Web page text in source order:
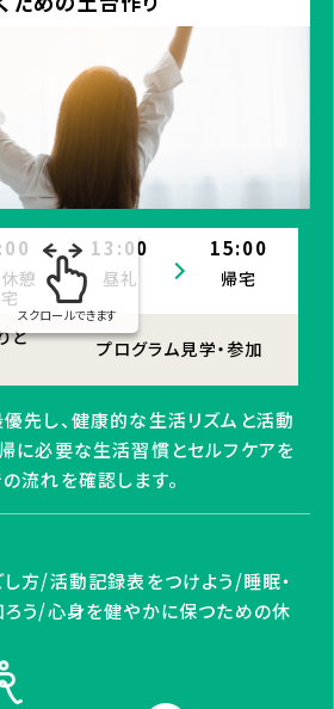
憩
と
13:00
昼礼
15:00
帰宅
プログラム見学・参加
先し、健康的な生活リズムと活動
に必要な生活習慣とセルフケアを
流れを確認します。
方/活動記録表をつけよう/睡眠・
う/心身を健やかに保つための休
スクロールできます